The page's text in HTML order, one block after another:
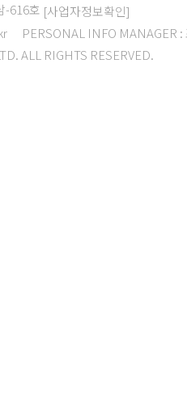
-616호 [사업자정보확인]
PERSONAL INFO MANAGER :
ALL RIGHTS RESERVED.